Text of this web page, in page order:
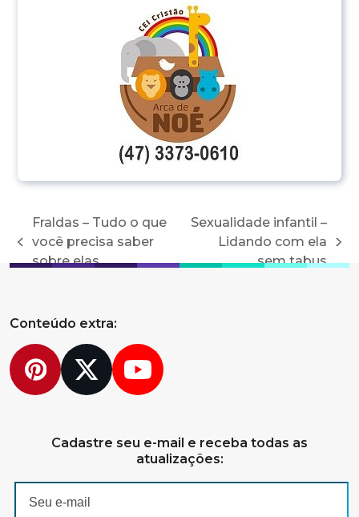
previous
post:
Fraldas – Tudo o que
você precisa saber
sobre elas
post:
Sexualidade infantil –
Lidando com ela
sem tabus
Conteúdo extra:
Pinterest
TwitterYouTube
Cadastre seu e-mail e receba todas as
atualizações: